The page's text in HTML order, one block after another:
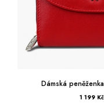
Dámská
1 199 Kč